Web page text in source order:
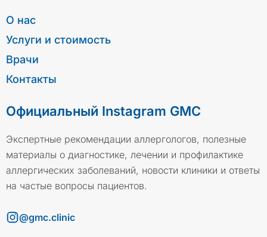
О нас
Услуги и стоимость
Врачи
Контакты
Официальный Instagram GMC
Экспертные рекомендации аллергологов, полезные
материалы о диагностике, лечении и профилактике
аллергических заболеваний, новости клиники и ответы
на частые вопросы пациентов.
@gmc.clinic